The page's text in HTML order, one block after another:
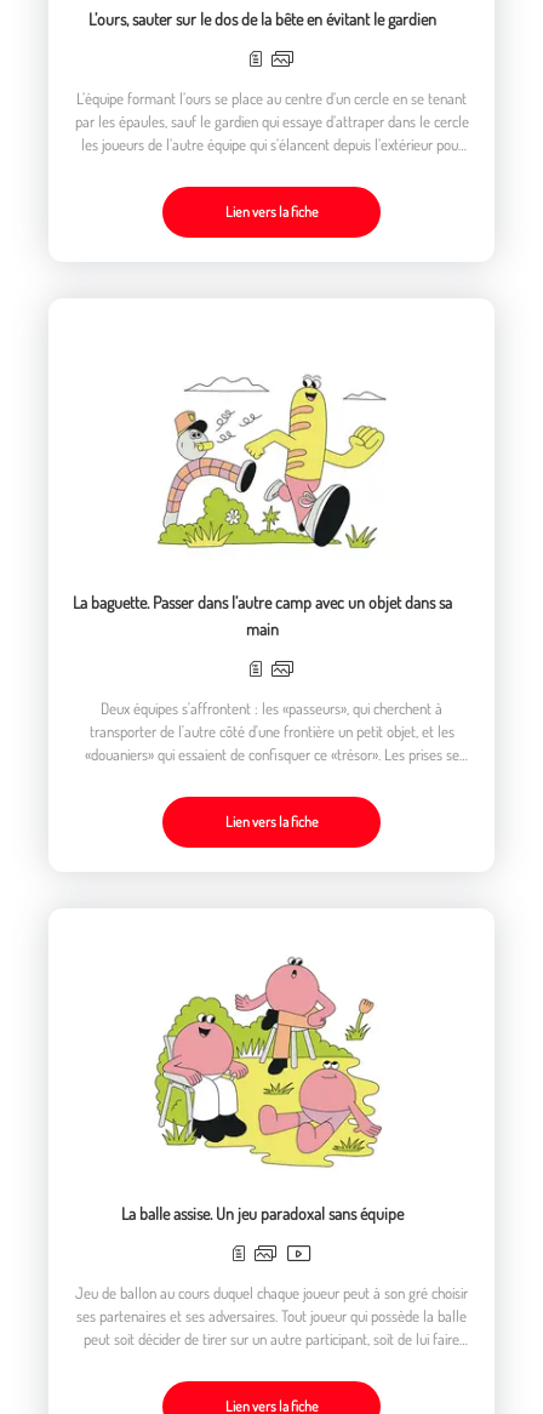
L’ours, sauter sur le dos de la bête en évitant le gardien
L’équipe formant l’ours se place au centre d’un cercle en se tenant
par les épaules, sauf le gardien qui essaye d’attraper dans le cercle
les joueurs de l’autre équipe qui s’élancent depuis l’extérieur pour
Lien vers la fiche
La baguette. Passer dans l’autre camp avec un objet dans sa
main
Deux équipes s'affrontent : les «passeurs», qui cherchent à
transporter de l'autre côté d'une frontière un petit objet, et les
«douaniers» qui essaient de confisquer ce «trésor». Les prises se
Lien vers la fiche
La balle assise. Un jeu paradoxal sans équipe
Jeu de ballon au cours duquel chaque joueur peut à son gré choisir
ses partenaires et ses adversaires. Tout joueur qui possède la balle
peut soit décider de tirer sur un autre participant, soit de lui faire
Lien vers la fiche